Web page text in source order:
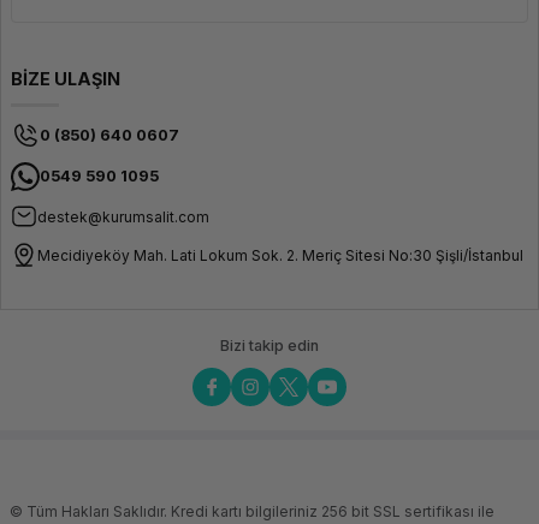
BİZE ULAŞIN
0 (850) 640 0607
0549 590 1095
destek@kurumsalit.com
Mecidiyeköy Mah. Lati Lokum Sok. 2. Meriç Sitesi No:30 Şişli/İstanbul
Bizi takip edin
© Tüm Hakları Saklıdır. Kredi kartı bilgileriniz 256 bit SSL sertifikası ile